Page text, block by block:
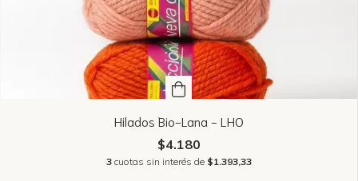
Hilados Bio-Lana - LHO
$4.180
3 cuotas sin interés de $1.393,33